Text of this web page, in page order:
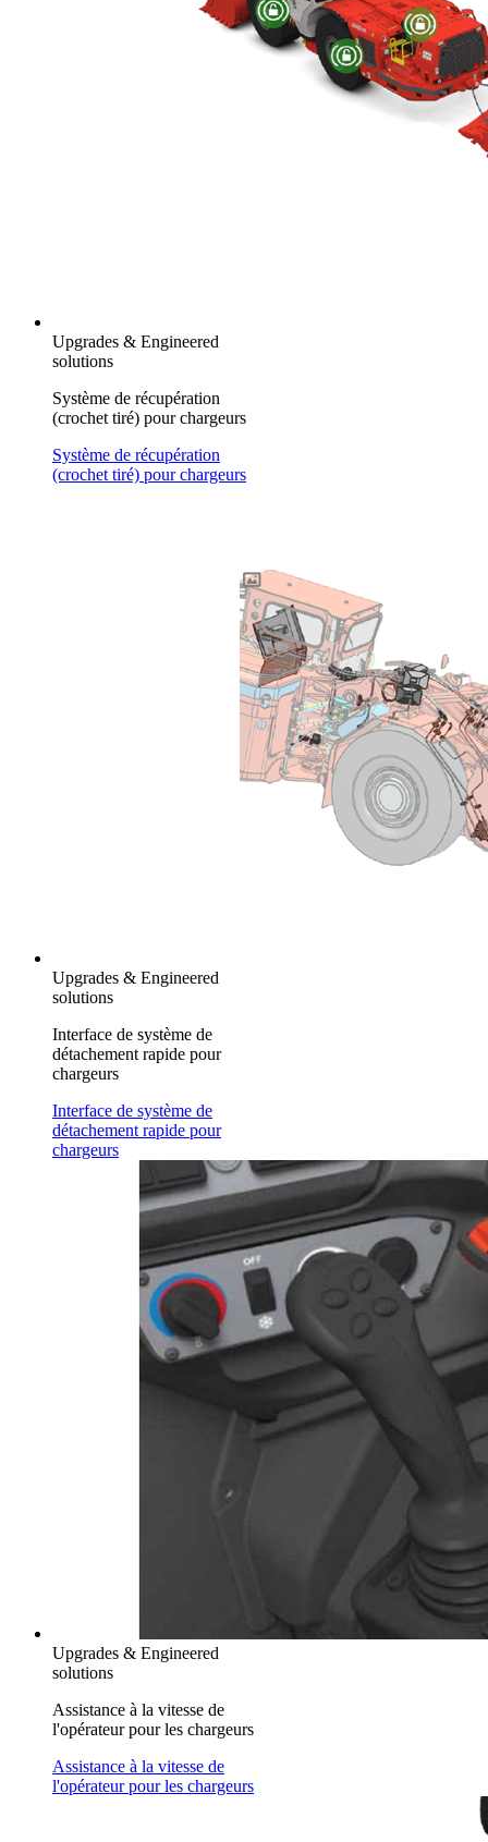
Upgrades & Engineered
solutions
Système de récupération
(crochet tiré) pour chargeurs
Système de récupération
(crochet tiré) pour chargeurs
Upgrades & Engineered
solutions
Interface de système de
détachement rapide pour
chargeurs
Interface de système de
détachement rapide pour
chargeurs
Upgrades & Engineered
solutions
Assistance à la vitesse de
l'opérateur pour les chargeurs
Assistance à la vitesse de
l'opérateur pour les chargeurs